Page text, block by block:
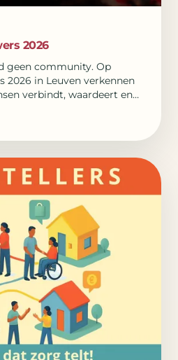
2026
geen community. Op
2026 in Leuven verkennen
verbindt, waardeert en